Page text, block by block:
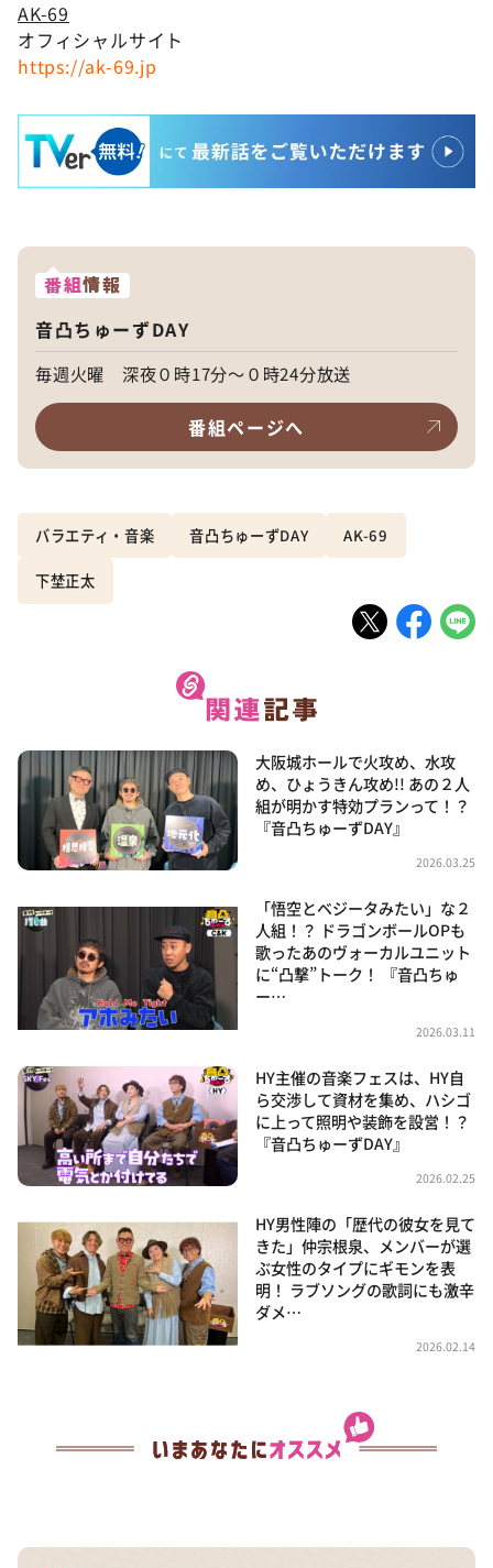
AK-69
オフィシャルサイト
https://ak-69.jp
番組情報
音凸ちゅーずDAY
毎週火曜 深夜０時17分～０時24分放送
番組ページへ
バラエティ・音楽 音凸ちゅーずDAY AK-69
下埜正太
大阪城ホールで火攻め、水攻
め、ひょうきん攻め!! あの２人
組が明かす特効プランって！？
『音凸ちゅーずDAY』
2026.03.25
「悟空とベジータみたい」な２
人組！？ ドラゴンボールOPも
歌ったあのヴォーカルユニット
に“凸撃”トーク！ 『音凸ちゅ
ー…
2026.03.11
HY主催の音楽フェスは、HY自
ら交渉して資材を集め、ハシゴ
に上って照明や装飾を設営！？
『音凸ちゅーずDAY』
2026.02.25
HY男性陣の「歴代の彼女を見て
きた」仲宗根泉、メンバーが選
ぶ女性のタイプにギモンを表
明！ ラブソングの歌詞にも激辛
ダメ…
2026.02.14